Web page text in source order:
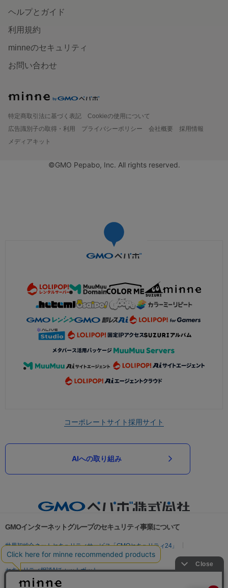
ヘルプとガイド
利用規約
minneのセキュリティ
お問い合わせ
特定商取引法に基づく表記
Cookieの使用について
広告識別子の取得・利用
プライバシーポリシー 会社概要
採用情報
メディアキット
©GMO Pepabo, Inc. All rights reserved.
コーポレートサイト採用サイト
AIへの取り組み
GMOインターネットグループのセキュリティ事業について
世界初総合ネットセキュリティサービス「GMOセキュリティ24」
パスワード漏洩診断
Webサイトリスク診断
セキュリティ相談AIチャットボット
実在証明・盗聴対策